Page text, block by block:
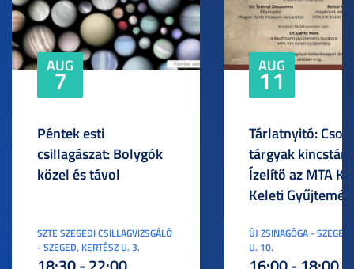
AUG
7
Péntek esti
csillagászat: Bolygók
közel és távol
SZTE SZEGEDI CSILLAGVIZSGÁLÓ
- SZEGED, KERTÉSZ U. 3.
AUG
11
Tárlatnyitó:
tárgyak
Ízelítő az MTA
Keleti
ÚJ ZSINAGÓGA -
U. 10.